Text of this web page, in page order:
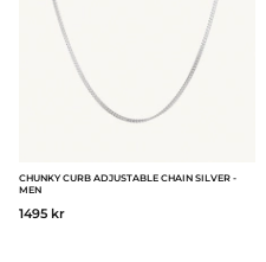
CHUNKY CURB ADJUSTABLE CHAIN SILVER -
MEN
1495 kr